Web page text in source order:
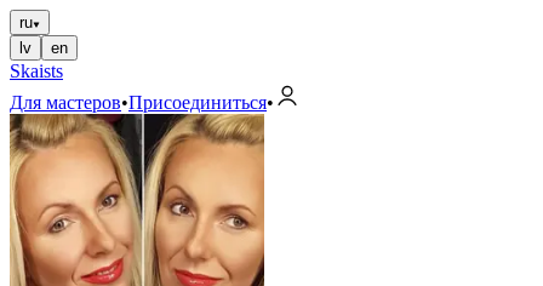
ru
lv
en
Skaists
Для мастеров•Присоединиться•